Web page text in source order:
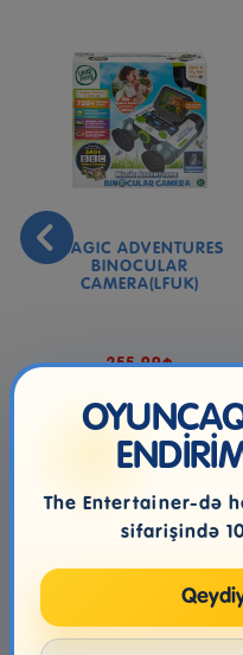
MAGIC ADVENTURES
BINOCULAR
CAMERA(LFUK)
255.99₼
The Entertainer-də
sifarişində